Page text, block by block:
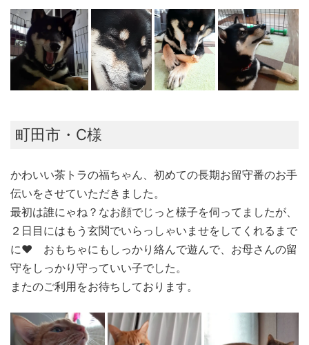
町田市・C様
かわいい茶トラの福ちゃん、初めての長期お留守番のお手
伝いをさせていただきました。
最初は誰にゃね？なお顔でじっと様子を伺ってましたが、
２日目にはもう玄関でいらっしゃいませをしてくれるまで
に♥ おもちゃにもしっかり絡んで遊んで、お母さんの留
守をしっかり守っていい子でした。
またのご利用をお待ちしております。